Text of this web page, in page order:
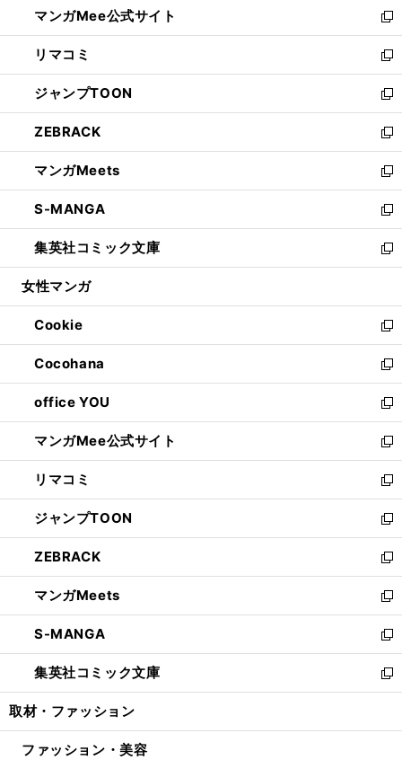
く
ド
ウ
で
開
く
ィ
ン
ド
ウ
で
開
く
い
ウ
ィ
ン
ド
ウ
で
開
く
マンガMee公式サイト
新
し
い
ウ
ィ
ン
ド
ウ
で
開
く
リマコミ
新
し
い
ウ
ィ
ン
ド
ウ
で
開
く
ジャンプTOON
新
し
い
ウ
ィ
ン
ド
ウ
で
開
ZEBRACK
新
し
い
ウ
ィ
ン
ド
ウ
開
く
マンガMeets
新
し
い
ウ
ィ
ン
ウ
で
開
く
S-MANGA
新
し
い
ウ
ン
ド
ウ
で
開
く
集英社コミック文庫
新
し
ウ
ィ
ン
ド
ウ
で
開
く
女性マンガ
Cookie
新
し
い
ウ
ィ
ン
ド
ウ
で
開
く
Cocohana
新
し
い
ウ
ィ
ン
ド
ウ
で
開
く
office YOU
新
し
い
ウ
ィ
ン
ド
ウ
で
開
く
マンガMee公式サイト
新
し
い
ウ
ィ
ン
ド
ウ
で
開
く
リマコミ
新
し
い
ウ
ィ
ン
ド
ウ
で
開
く
ジャンプTOON
新
し
い
ウ
ィ
ン
ド
ウ
で
開
ZEBRACK
新
し
い
ウ
ィ
ン
ド
ウ
開
マンガMeets
新
し
い
ウ
ィ
ン
ウ
S-MANGA
新
し
い
ウ
ン
集英社コミック文庫
新
し
ウ
取材・ファッション
ファッション・美容